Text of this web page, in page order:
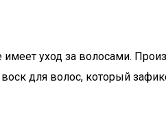
уход за волосами.
для волос, который